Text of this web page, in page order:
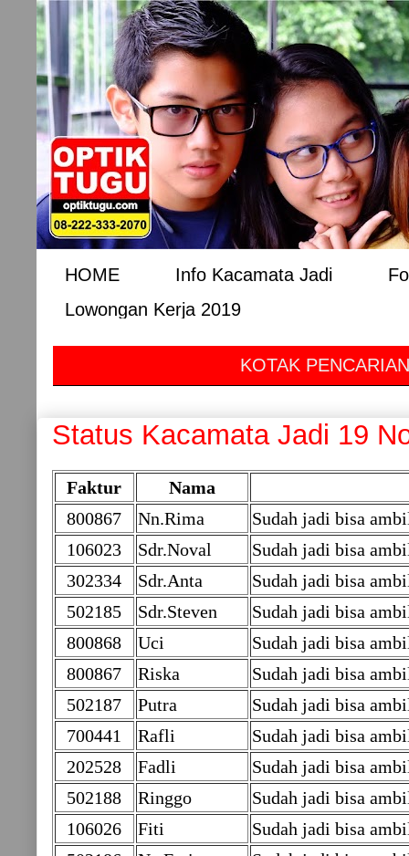
HOME Info Kacamata Jadi
Lowongan Kerja 2019
KOTAK
Status Kacamata Jadi 19
Faktur
Nama
800867
Nn.Rima
Sudah jadi bisa
106023
Sdr.Noval
Sudah jadi bisa
302334
Sdr.Anta
Sudah jadi bisa
502185
Sdr.Steven
Sudah jadi bisa
800868
Uci
Sudah jadi bisa
800867
Riska
Sudah jadi bisa
502187
Putra
Sudah jadi bisa
700441
Rafli
Sudah jadi bisa
202528
Fadli
Sudah jadi bisa
502188
Ringgo
Sudah jadi bisa
106026
Fiti
Sudah jadi bisa